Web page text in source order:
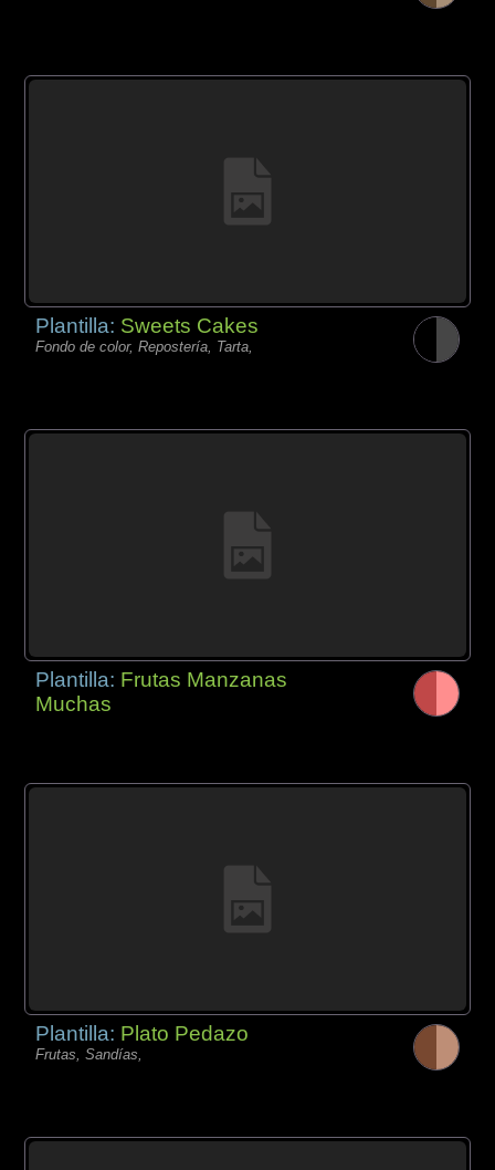
Plantilla: Sweets Cakes
Fondo de color, Repostería, Tarta,
Plantilla: Frutas Manzanas
Muchas
Plantilla: Plato Pedazo
Frutas, Sandías,